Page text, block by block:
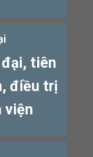
tiên
điều trị
viện